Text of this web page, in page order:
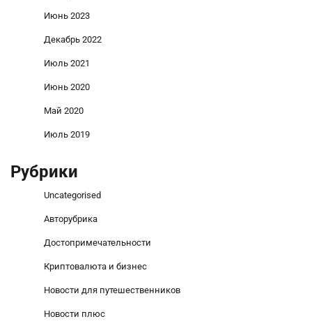
Июнь 2023
Декабрь 2022
Июль 2021
Июнь 2020
Май 2020
Июль 2019
Рубрики
Uncategorised
Авторубрика
Достопримечательности
Криптовалюта и бизнес
Новости для путешественников
Новости плюс